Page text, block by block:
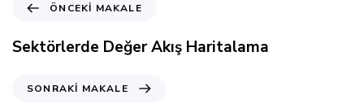
c
e
ÖNCEKI MAKALE
Sektörlerde Değer Akış Haritalama
SONRAKI MAKALE